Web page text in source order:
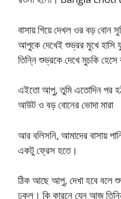
বাসায় গিয়ে দেখল ওর বড় বোন
আপুকে দেখেই শুভ্রর মুখে
তিন্নি শুভ্রকে দেখে মুচকি
এইতো আপু, তুমি এতোদিন পর
আউট ও বড় বোনের ভোদা মারা
আর বলিসনি, আমাদের বাসায়
একটু ফ্রেস হতে।
ঠিক আছে আপু, দেখা হবে বলে
ঢুকল। কি কারনে যেন আজ